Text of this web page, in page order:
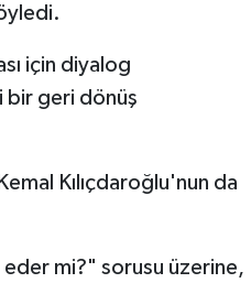
için diyalog
bir geri dönüş
Kılıçdaroğlu'nun da
mi?" sorusu üzerine,